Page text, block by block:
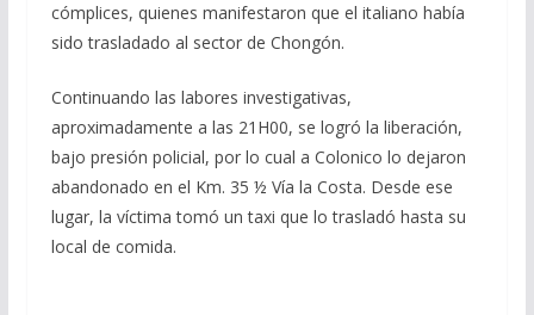
cómplices, quienes manifestaron que el italiano había
sido trasladado al sector de Chongón.
Continuando las labores investigativas,
aproximadamente a las 21H00, se logró la liberación,
bajo presión policial, por lo cual a Colonico lo dejaron
abandonado en el Km. 35 ½ Vía la Costa. Desde ese
lugar, la víctima tomó un taxi que lo trasladó hasta su
local de comida.